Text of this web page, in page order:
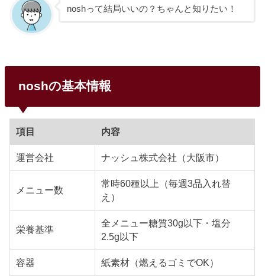
noshって結局いいの？ちゃんと知りたい！
noshの基本情報
項目 内容
運営会社 ナッシュ株式会社（大阪市）
メニュー数
常時60種以上（毎週3品入れ替
え）
栄養基準
全メニュー糖質30g以下・塩分
2.5g以下
容器 紙素材（燃えるゴミでOK）